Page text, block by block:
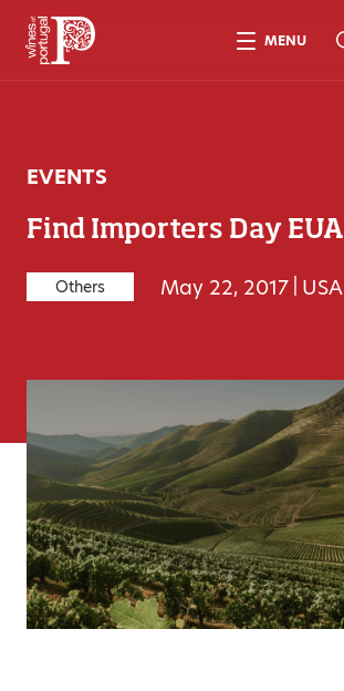
EVENTS
Find Importers Day EUA
Others May 22, 2017 USA
MENU